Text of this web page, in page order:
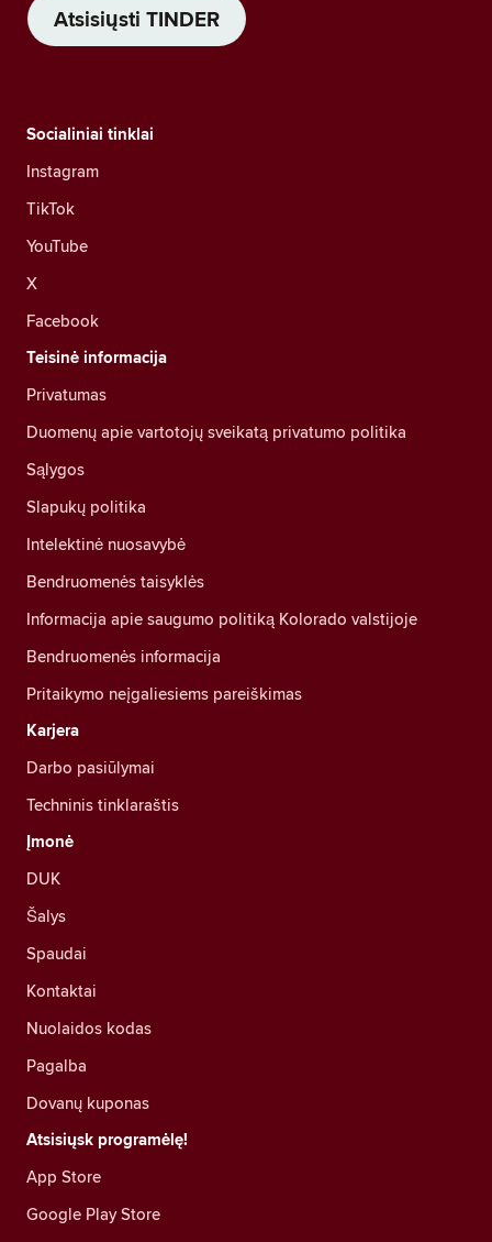
Atsisiųsti TINDER
Socialiniai tinklai
Instagram
TikTok
YouTube
X
Facebook
Teisinė informacija
Privatumas
Duomenų apie vartotojų sveikatą privatumo politika
Sąlygos
Slapukų politika
Intelektinė nuosavybė
Bendruomenės taisyklės
Informacija apie saugumo politiką Kolorado valstijoje
Bendruomenės informacija
Pritaikymo neįgaliesiems pareiškimas
Karjera
Darbo pasiūlymai
Techninis tinklaraštis
Įmonė
DUK
Šalys
Spaudai
Kontaktai
Nuolaidos kodas
Pagalba
Dovanų kuponas
Atsisiųsk programėlę!
App Store
Google Play Store